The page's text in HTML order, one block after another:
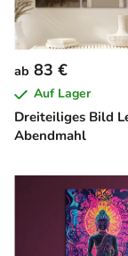
Dreiteiliges Bild
Abendmahl
ab 83 €
Auf Lager